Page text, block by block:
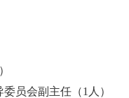
委员会副主任 （1 人）